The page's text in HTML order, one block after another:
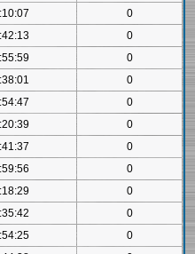
0
0
0
0
0
0
0
0
0
0
0